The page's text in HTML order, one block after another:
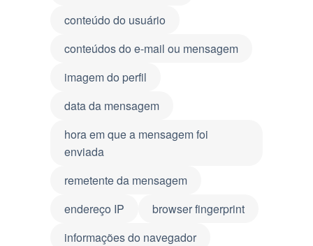
conteúdo do usuário
conteúdos do e-mail ou mensagem
imagem do perfil
data da mensagem
hora em que a mensagem foi
enviada
remetente da mensagem
endereço IP
browser fingerprint
informações do navegador